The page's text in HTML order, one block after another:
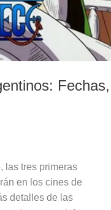
Fechas,
las tres primeras
en los cines de
detalles de las